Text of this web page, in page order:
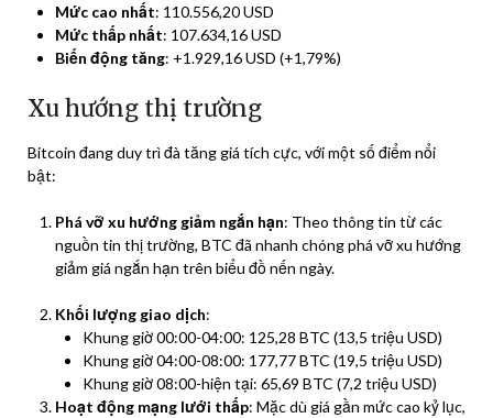
Mức cao nhất: 110.556,20 USD
Mức thấp nhất: 107.634,16 USD
Biến động tăng: +1.929,16 USD (+1,79%)
Xu hướng thị trường
Bitcoin đang duy trì đà tăng giá tích cực, với một số điểm nổi
bật:
Phá vỡ xu hướng giảm ngắn hạn: Theo thông tin từ các
nguồn tin thị trường, BTC đã nhanh chóng phá vỡ xu hướng
giảm giá ngắn hạn trên biểu đồ nến ngày.
Khối lượng giao dịch:
Khung giờ 00:00-04:00: 125,28 BTC (13,5 triệu USD)
Khung giờ 04:00-08:00: 177,77 BTC (19,5 triệu USD)
Khung giờ 08:00-hiện tại: 65,69 BTC (7,2 triệu USD)
Hoạt động mạng lưới thấp: Mặc dù giá gần mức cao kỷ lục,